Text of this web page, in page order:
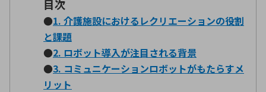
目次
●1. 介護施設におけるレクリエーションの役割
と課題
●2. ロボット導入が注目される背景
●3. コミュニケーションロボットがもたらすメ
リット